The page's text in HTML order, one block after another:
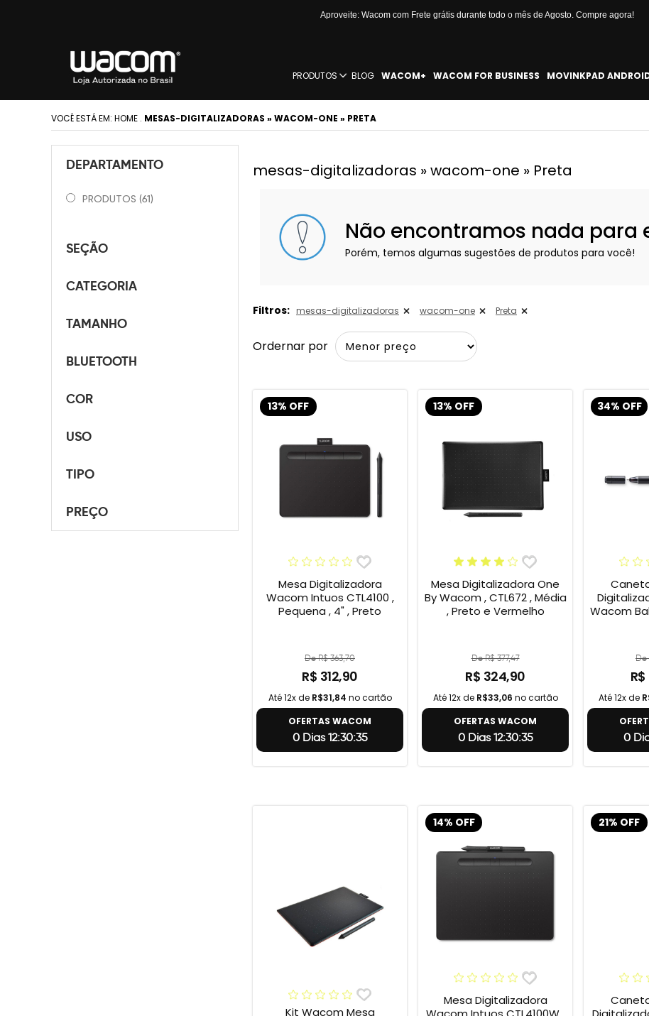
Aproveite: Wacom com Frete grátis durante todo o mês de Agosto. Compre agora!
PRODUTOS BLOG WACOM+ WACOM FOR BUSINESS MOVINKPAD
VOCÊ ESTÁ EM: HOME . MESAS-DIGITALIZADORAS » WACOM-ONE » PRETA
DEPARTAMENTO
PRODUTOS (61)
SEÇÃO
CATEGORIA
TAMANHO
BLUETOOTH
COR
USO
TIPO
PREÇO
mesas-digitalizadoras » wacom-one » Preta
Não encontramos nada para
Porém, temos algumas sugestões de produtos para você!
Filtros: mesas-digitalizadoras wacom-one Preta
Ordernar por
13% OFF
Mesa Digitalizadora
Wacom Intuos CTL4100 ,
Pequena , 4" , Preto
De R$ 363,70
R$ 312,90
Até 12x de R$31,84 no cartão
OFERTAS WACOM
0 Dias 12:30:34
13% OFF
Mesa Digitalizadora One
By Wacom , CTL672 , Média
, Preto e Vermelho
De R$ 377,47
R$ 324,90
Até 12x de R$33,06 no cartão
OFERTAS WACOM
0 Dias 12:30:34
34% OFF
Wacom
De
Até 12x de
0
Kit Wacom Mesa
14% OFF
Mesa Digitalizadora
21% OFF